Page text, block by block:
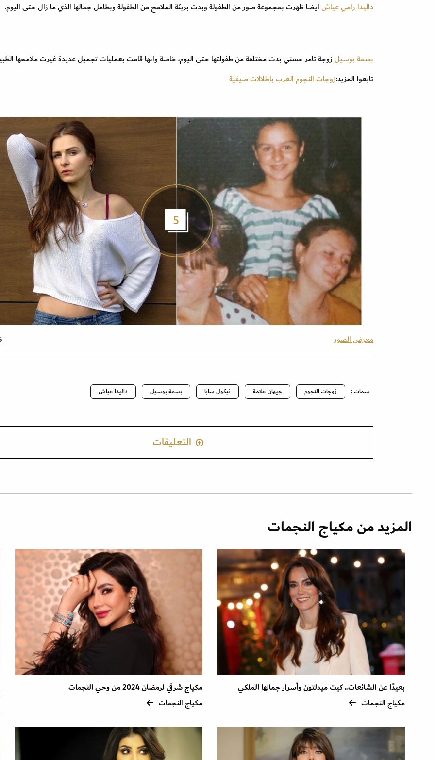
داليدا رامي عياشأيضاً ظهرت بمجموعة صور من الطفولة وبدت بريئة الملامح من الطفولة وبطامل جمالها الذي ما زال حتى اليوم.
بسمة بوسيلزوجة تامر حسني بدت مختلفة من طفولتها حتى اليوم، خاصة وانها قامت بعمليات تجميل عديدة غيرت ملامحها
تابعوا المزيد:زوجات النجوم العرب بإطلالات صيفية
5
معرض الصور 5
سمات : زوجات النجوم جيهان علامة نيكول سابا بسمة بوسيل داليدا عياش
التعليقات
المزيد من مكياج النجمات
بعيدًا عن الشائعات.. كيت ميدلتون وأسرار جمالها الملكي
مكياج النجمات
مكياج شرقي لرمضان 2024 من وحي النجمات
مكياج النجمات